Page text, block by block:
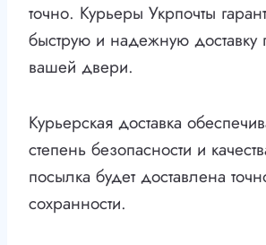
точно. Курьеры Укрпочты
быструю и надежную доставку
вашей двери.
Курьерская доставка
степень безопасности и
посылка будет доставлена
сохранности.